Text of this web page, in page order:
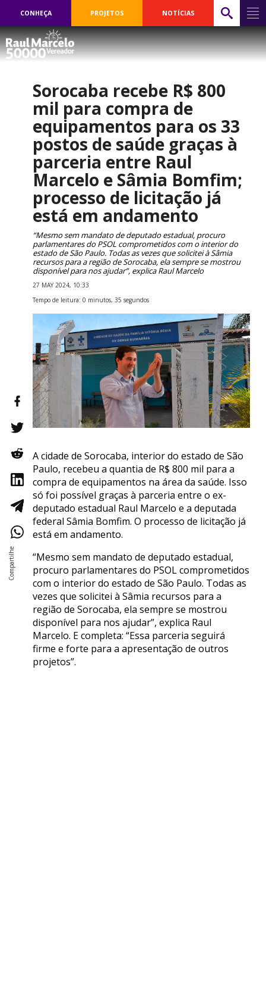
CONHEÇA PROJETOS NOTÍCIAS
Sorocaba recebe R$ 800
mil para compra de
equipamentos para os 33
postos de saúde graças à
parceria entre Raul
Marcelo e Sâmia Bomfim;
processo de licitação já
está em andamento
“Mesmo sem mandato de deputado estadual, procuro
parlamentares do PSOL comprometidos com o interior do
estado de São Paulo. Todas as vezes que solicitei à Sâmia
recursos para a região de Sorocaba, ela sempre se mostrou
disponível para nos ajudar”, explica Raul Marcelo
27 MAY 2024, 10:33
Tempo de leitura: 0 minutos, 35 segundos
A cidade de Sorocaba, interior do estado de São
Paulo, recebeu a quantia de R$ 800 mil para a
compra de equipamentos na área da saúde. Isso
só foi possível graças à parceria entre o ex-
deputado estadual Raul Marcelo e a deputada
federal Sâmia Bomfim. O processo de licitação já
está em andamento.
“Mesmo sem mandato de deputado estadual,
procuro parlamentares do PSOL comprometidos
com o interior do estado de São Paulo. Todas as
vezes que solicitei à Sâmia recursos para a
região de Sorocaba, ela sempre se mostrou
disponível para nos ajudar”, explica Raul
Marcelo. E completa: “Essa parceria seguirá
firme e forte para a apresentação de outros
projetos”.